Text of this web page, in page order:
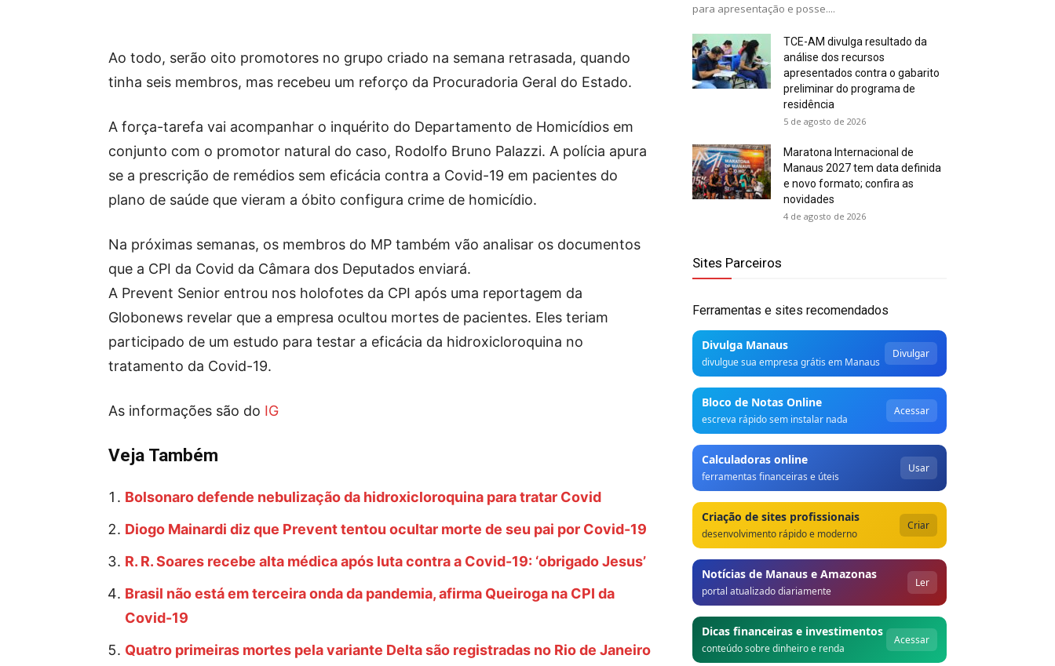
Ao todo, serão oito promotores no grupo criado na semana retrasada, quando
tinha seis membros, mas recebeu um reforço da Procuradoria Geral do Estado.
A força-tarefa vai acompanhar o inquérito do Departamento de Homicídios em
conjunto com o promotor natural do caso, Rodolfo Bruno Palazzi. A polícia apura
se a prescrição de remédios sem eficácia contra a Covid-19 em pacientes do
plano de saúde que vieram a óbito configura crime de homicídio.
Na próximas semanas, os membros do MP também vão analisar os documentos
que a CPI da Covid da Câmara dos Deputados enviará.
A Prevent Senior entrou nos holofotes da CPI após uma reportagem da
Globonews revelar que a empresa ocultou mortes de pacientes. Eles teriam
participado de um estudo para testar a eficácia da hidroxicloroquina no
tratamento da Covid-19.
As informações são do IG
Veja Também
Bolsonaro defende nebulização da hidroxicloroquina para tratar Covid
Diogo Mainardi diz que Prevent tentou ocultar morte de seu pai por Covid-19
R. R. Soares recebe alta médica após luta contra a Covid-19: ‘obrigado Jesus’
Brasil não está em terceira onda da pandemia, afirma Queiroga na CPI da
Covid-19
Quatro primeiras mortes pela variante Delta são registradas no Rio de Janeiro
para apresentação e posse....
TCE-AM divulga resultado da
análise dos recursos
apresentados contra o gabarito
preliminar do programa de
residência
5 de agosto de 2026
Maratona Internacional de
Manaus 2027 tem data definida
e novo formato; confira as
novidades
4 de agosto de 2026
Sites Parceiros
Ferramentas e sites recomendados
Divulga Manaus
divulgue sua empresa grátis em Manaus
Divulgar
Bloco de Notas Online
escreva rápido sem instalar nada
Acessar
Calculadoras online
ferramentas financeiras e úteis
Usar
Criação de sites profissionais
desenvolvimento rápido e moderno
Criar
Notícias de Manaus e Amazonas
portal atualizado diariamente
Ler
Dicas financeiras e investimentos
conteúdo sobre dinheiro e renda
Acessar